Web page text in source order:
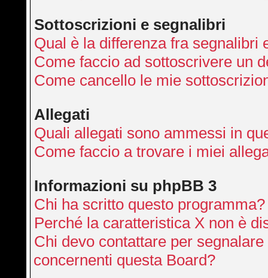
Sottoscrizioni e segnalibri
Qual è la differenza fra segnalibri
Come faccio ad sottoscrivere un
Come cancello le mie
Allegati
Quali allegati sono ammessi in
Come faccio a trovare i miei
Informazioni su phpBB 3
Chi ha scritto questo programma?
Perché la caratteristica X non è
Chi devo contattare per
concernenti questa Board?